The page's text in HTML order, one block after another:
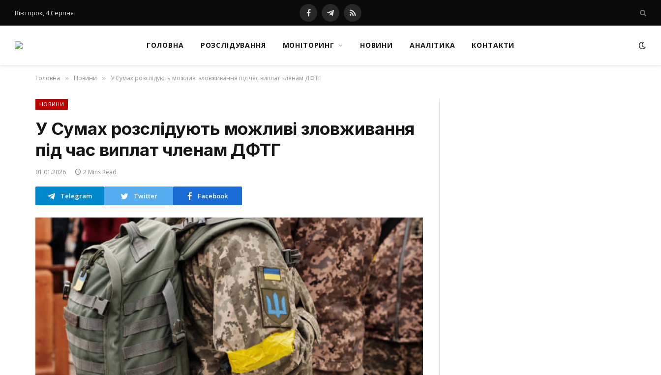
Вівторок, 4 Серпня FacebookTelegram
RSS
ГОЛОВНА РОЗСЛІДУВАННЯ МОНІТОРИНГ НОВИНИ АНАЛІТИКА КОНТАКТИ
Головна » Новини » У Сумах розслідують можливі зловживання під час виплат членам ДФТГ
НОВИНИ
У Сумах розслідують можливі зловживання
під час виплат членам ДФТГ
01.01.2026 2 Mins Read
Telegram Twitter Facebook